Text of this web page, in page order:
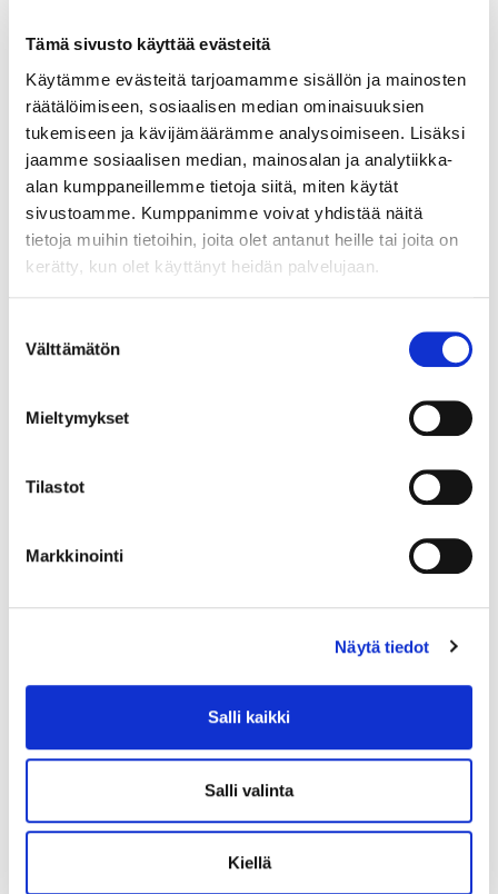
Tämä sivusto käyttää evästeitä
Käytämme evästeitä tarjoamamme sisällön ja mainosten
räätälöimiseen, sosiaalisen median ominaisuuksien
tukemiseen ja kävijämäärämme analysoimiseen. Lisäksi
jaamme sosiaalisen median, mainosalan ja analytiikka-
alan kumppaneillemme tietoja siitä, miten käytät
sivustoamme. Kumppanimme voivat yhdistää näitä
tietoja muihin tietoihin, joita olet antanut heille tai joita on
kerätty, kun olet käyttänyt heidän palvelujaan.
valinta
Välttämätön
Mieltymykset
Tilastot
Markkinointi
Näytä tiedot
Salli kaikki
Salli valinta
Kiellä
Lankavedin Antica, uusi väri sammal maalattu, reikäjako
128mm. Kokonaisleveys 141mm, syvyys 34mm, Ø6,5mm.
Vedin on osa Invisible Colors -mallistoa.
LUE LISÄÄ »
022122
WING PROF.VEDIN 200 MM SAMMAL MAALATTU
alumiinivedin. Vetimen leveys 200mm, väri maalattu
sammal. Mitat: 200(L)x41(S)x18(K)mm, reikäjako 80/80mm (3
LUE LISÄÄ »